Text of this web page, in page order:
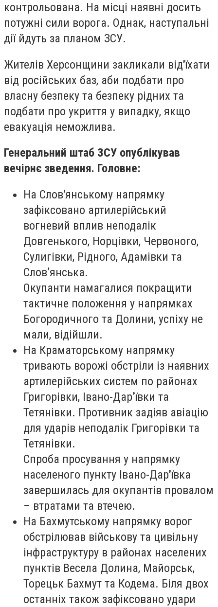
контрольована. На місці наявні досить
потужні сили ворога. Однак, наступальні
дії йдуть за планом ЗСУ.
Жителів Херсонщини закликали від'їхати
від російських баз, аби подбати про
власну безпеку та безпеку рідних та
подбати про укриття у випадку, якщо
евакуація неможлива.
Генеральний штаб ЗСУ опублікував
вечірнє зведення. Головне:
На Слов'янському напрямку
зафіксовано артилерійський
вогневий вплив неподалік
Довгенького, Норцівки, Червоного,
Сулигівки, Рідного, Адамівки та
Слов’янська.
Окупанти намагалися покращити
тактичне положення у напрямках
Богородичного та Долини, успіху не
мали, відійшли.
На Краматорському напрямку
тривають ворожі обстріли із наявних
артилерійських систем по районах
Григорівки, Івано-Дар’ївки та
Тетянівки. Противник задіяв авіацію
для ударів неподалік Григорівки та
Тетянівки.
Спроба просування у напрямку
населеного пункту Івано-Дар'ївка
завершилась для окупантів провалом
– втратами та втечею.
На Бахмутському напрямку ворог
обстрілював військову та цивільну
інфраструктуру в районах населених
пунктів Весела Долина, Майорськ,
Торецьк Бахмут та Кодема. Біля двох
останніх також зафіксовано удари